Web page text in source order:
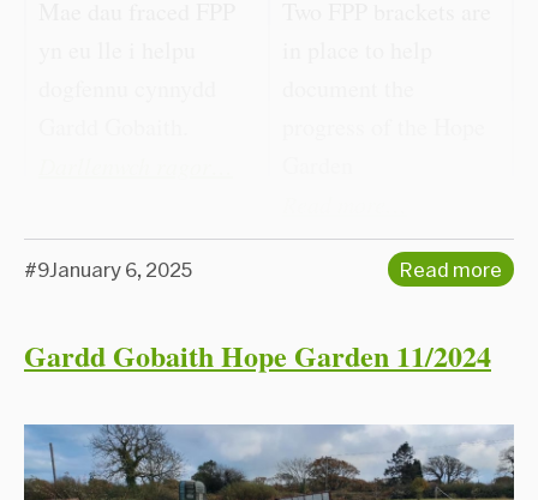
#9January 6, 2025 Read more
Gardd Gobaith Hope Garden 11/2024